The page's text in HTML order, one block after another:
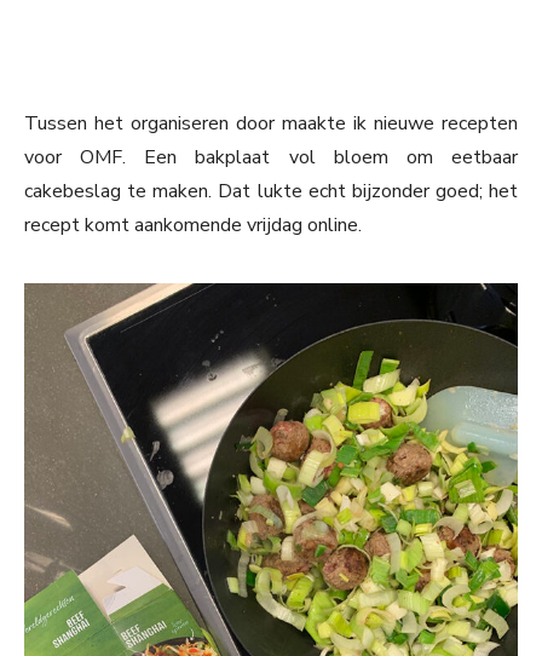
Tussen het organiseren door maakte ik nieuwe recepten
voor OMF. Een bakplaat vol bloem om eetbaar
cakebeslag te maken. Dat lukte echt bijzonder goed; het
recept komt aankomende vrijdag online.